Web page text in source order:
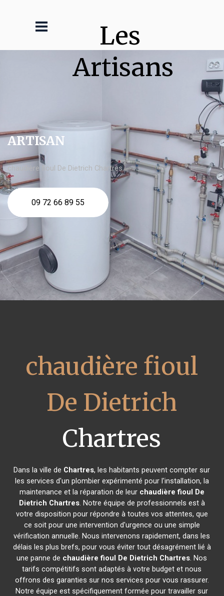
Les
Artisans
ARTISAN
chaudière fioul De Dietrich Chartres
09 72 66 89 55
chaudière fioul
De Dietrich
Chartres
Dans la ville de Chartres, les habitants peuvent compter sur
les services d'un plombier expérimenté pour l'installation, la
maintenance et la réparation de leur chaudière fioul De
Dietrich Chartres. Notre équipe de professionnels est à
votre disposition pour répondre à toutes vos attentes, que
ce soit pour une intervention d'urgence ou une simple
vérification annuelle. Nous intervenons rapidement, dans les
délais les plus brefs, pour vous éviter tout désagrément lié à
une panne de chaudière fioul De Dietrich Chartres. Nos
tarifs compétitifs sont adaptés à votre budget et nous
offrons des garanties sur nos services pour vous rassurer.
Notre équipe est spécifiquement formée pour travailler sur